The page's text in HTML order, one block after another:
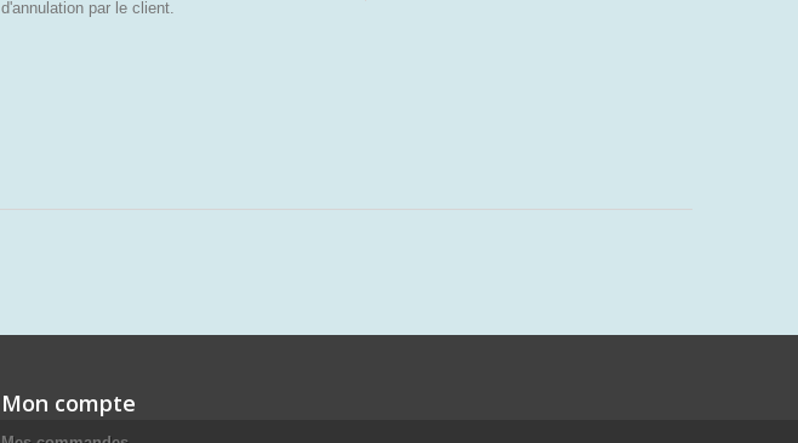
d'annulation par le client.
Mon compte